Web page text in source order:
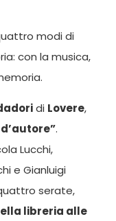
modi di
con la musica,
di Lovere,
.
Lucchi,
e Gianluigi
serate,
libreria alle